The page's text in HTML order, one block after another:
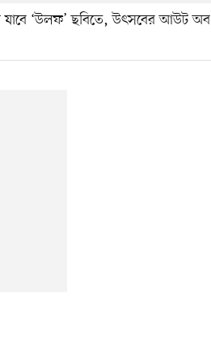
যাবে ‘উলফ’ ছবিতে, উৎসবের আউট অব